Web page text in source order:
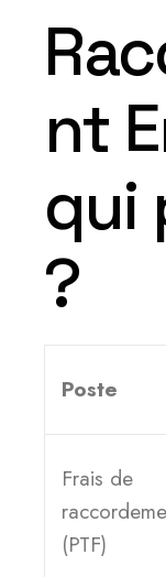
nt
qui
?
Poste
Frais de
(PTF)